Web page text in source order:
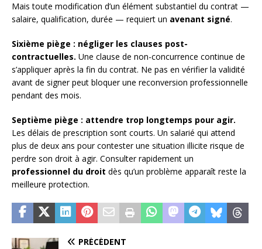
Mais toute modification d’un élément substantiel du contrat —
salaire, qualification, durée — requiert un avenant signé.
Sixième piège : négliger les clauses post-
contractuelles. Une clause de non-concurrence continue de
s’appliquer après la fin du contrat. Ne pas en vérifier la validité
avant de signer peut bloquer une reconversion professionnelle
pendant des mois.
Septième piège : attendre trop longtemps pour agir.
Les délais de prescription sont courts. Un salarié qui attend
plus de deux ans pour contester une situation illicite risque de
perdre son droit à agir. Consulter rapidement un
professionnel du droit dès qu’un problème apparaît reste la
meilleure protection.
PRÉCÉDENT